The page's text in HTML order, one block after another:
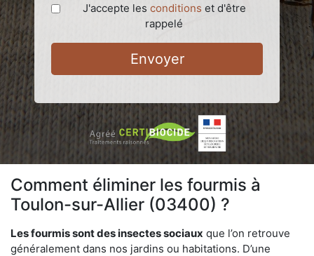
J'accepte les conditions et d'être
rappelé
Envoyer
Comment éliminer les fourmis à
Toulon-sur-Allier (03400) ?
Les fourmis sont des insectes sociaux que l’on retrouve
généralement dans nos jardins ou habitations. D’une